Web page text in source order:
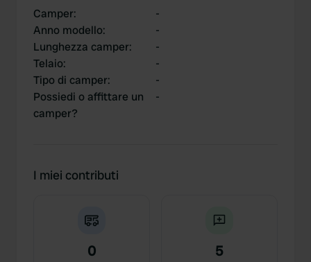
Camper:
-
Anno modello:
-
Lunghezza camper:
-
Telaio:
-
Tipo di camper:
-
Possiedi o affittare un
camper?
-
I miei contributi
0 5